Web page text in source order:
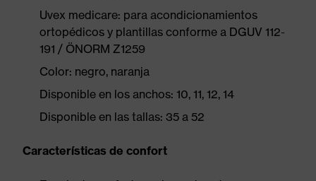
Uvex medicare: para acondicionamientos
ortopédicos y plantillas conforme a DGUV 112-
191 / ÖNORM Z1259
Color: negro, naranja
Disponible en los anchos: 10, 11, 12, 14
Disponible en las tallas: 35 a 52
Características de confort